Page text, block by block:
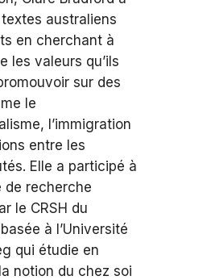
australiens
en cherchant à
les valeurs qu’ils
sur des
le
l’immigration
entre les
Elle a participé à
de recherche
le CRSH du
à l’Université
qui étudie en
notion du chez soi